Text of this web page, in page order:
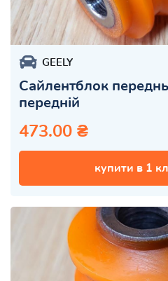
GEELY
Сайлентблок
передній
473.00 ₴
купити в 1